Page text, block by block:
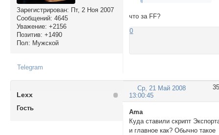
Зарегистрирован: Пт, 2 Ноя 2007
Сообщений: 4645
Уважение: +2156
Позитив: +1490
Пол: Мужской
что за FF?
0
Telegram
35
Ср, 21 Май 2008
13:00:45
Lexx
Гость
Ama
Куда ставили скрипт
и главное как? Обычно такое